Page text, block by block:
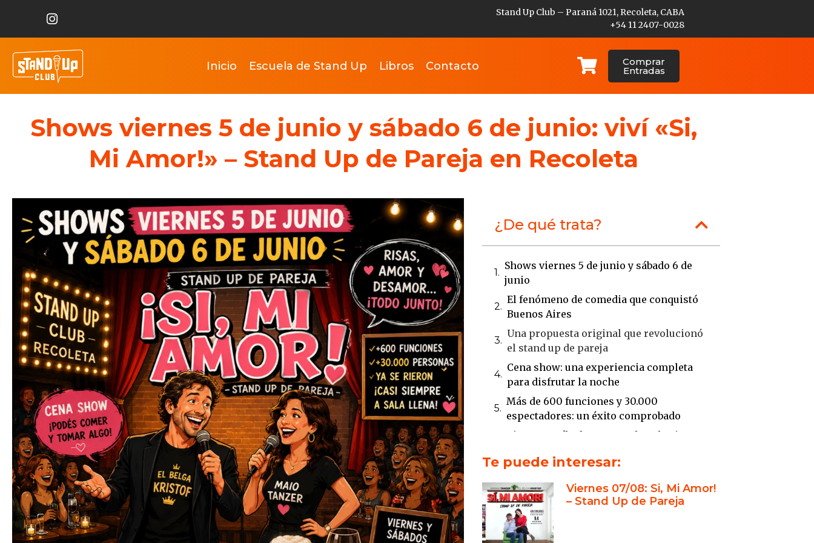
Stand Up Club – Paraná 1021, Recoleta, CABA
+54 11 2407-0028
Inicio Escuela de Stand Up Libros Contacto Comprar
Entradas
Shows viernes 5 de junio y sábado 6 de junio: viví «Si,
Mi Amor!» – Stand Up de Pareja en Recoleta
¿De qué trata?
Shows viernes 5 de junio y sábado 6 de
junio
El fenómeno de comedia que conquistó
Buenos Aires
Una propuesta original que revolucionó
el stand up de pareja
Cena show: una experiencia completa
para disfrutar la noche
Más de 600 funciones y 30.000
espectadores: un éxito comprobado
Viernes y sábados en Recoleta: la cita
Una historia personal que se transformó
en un fenómeno de humor
El Belga Kristof: humor internacional
con corazón argentino
Maio Tanzer: creatividad, producción y
Te puede interesar:
Viernes 07/08: Si, Mi Amor!
– Stand Up de Pareja